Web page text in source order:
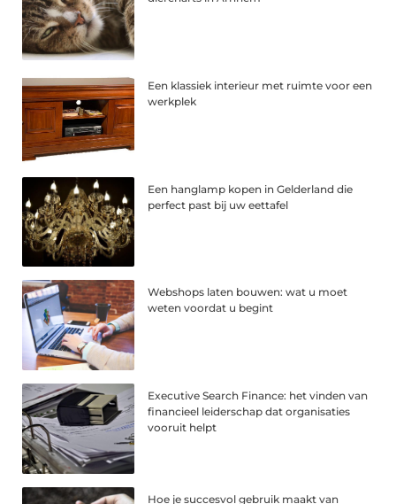
Een klassiek interieur met ruimte voor een
werkplek
Een hanglamp kopen in Gelderland die
perfect past bij uw eettafel
Webshops laten bouwen: wat u moet
weten voordat u begint
Executive Search Finance: het vinden van
financieel leiderschap dat organisaties
vooruit helpt
Hoe je succesvol gebruik maakt van